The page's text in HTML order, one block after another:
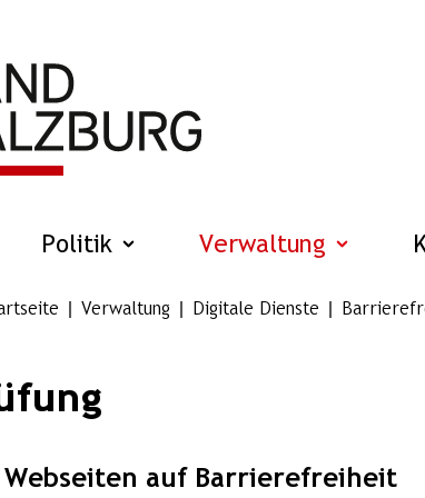
Politik Verwaltung
Verwaltung Digitale Dienste
Webseiten auf Barrierefreiheit